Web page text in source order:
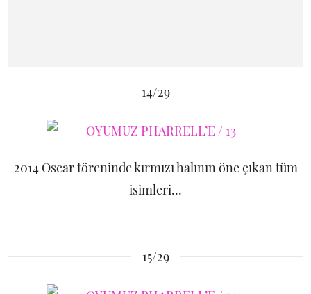
14/29
2014 Oscar töreninde kırmızı halının öne çıkan tüm
isimleri...
15/29